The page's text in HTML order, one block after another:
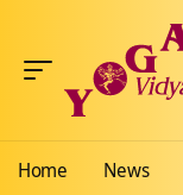
Home News